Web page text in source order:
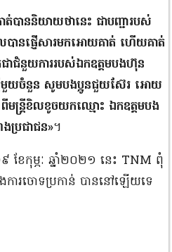
ត់បាននិយាយថានេះ ជាបញ្ជារបស់
ានផ្ញើសារមកអោយគាត់ ហើយគាត់
ជាជំនួយការរបស់ឯកឧត្តមបងហ៊ុន
មួយចំនួន សូមបងប្អូនជួយស៊ែរ អោយ
ន្រ្តីខិលខូចយកឈ្មោះ ឯកឧត្តមបង
ប្រជាជន»។
ខែកុម្ភៈ ឆ្នាំ២០២១ នេះ TNM ពុំ
ងការចោទប្រកាន់ បាននៅឡើយទេ